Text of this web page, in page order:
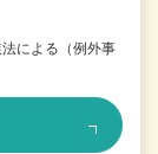
による（例外事